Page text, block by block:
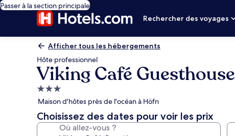
Passer à la section principale
Rechercher des voyages
Afficher tous les hébergements
Hôte professionnel
Viking Café Guesthouse
Hébergement
3.0 étoiles
Maison d'hôtes près de l'océan à Höfn
Choisissez des dates pour voir les prix
Où allez-vous ?